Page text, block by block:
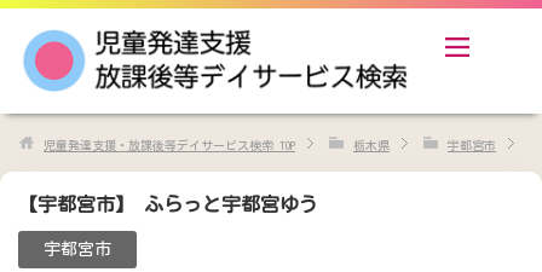
児童発達支援・放課後等デイサービス検索 TOP 栃木県 宇都宮市
【宇都宮市】 ふらっと宇都宮ゆう
宇都宮市